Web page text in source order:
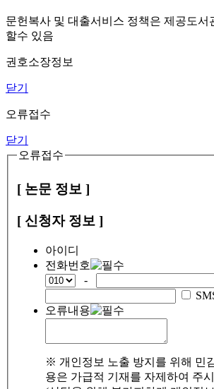
문헌복사 및 대출서비스 정책은 제공도서
할수 있음
권호소장정보
닫기
오류접수
닫기
오류접수
[ 논문 정보 ]
[ 신청자 정보 ]
아이디
전화번호
-
오류내용
※ 개인정보 노출 방지를 위해 민
용은 가급적 기재를 자제하여 주